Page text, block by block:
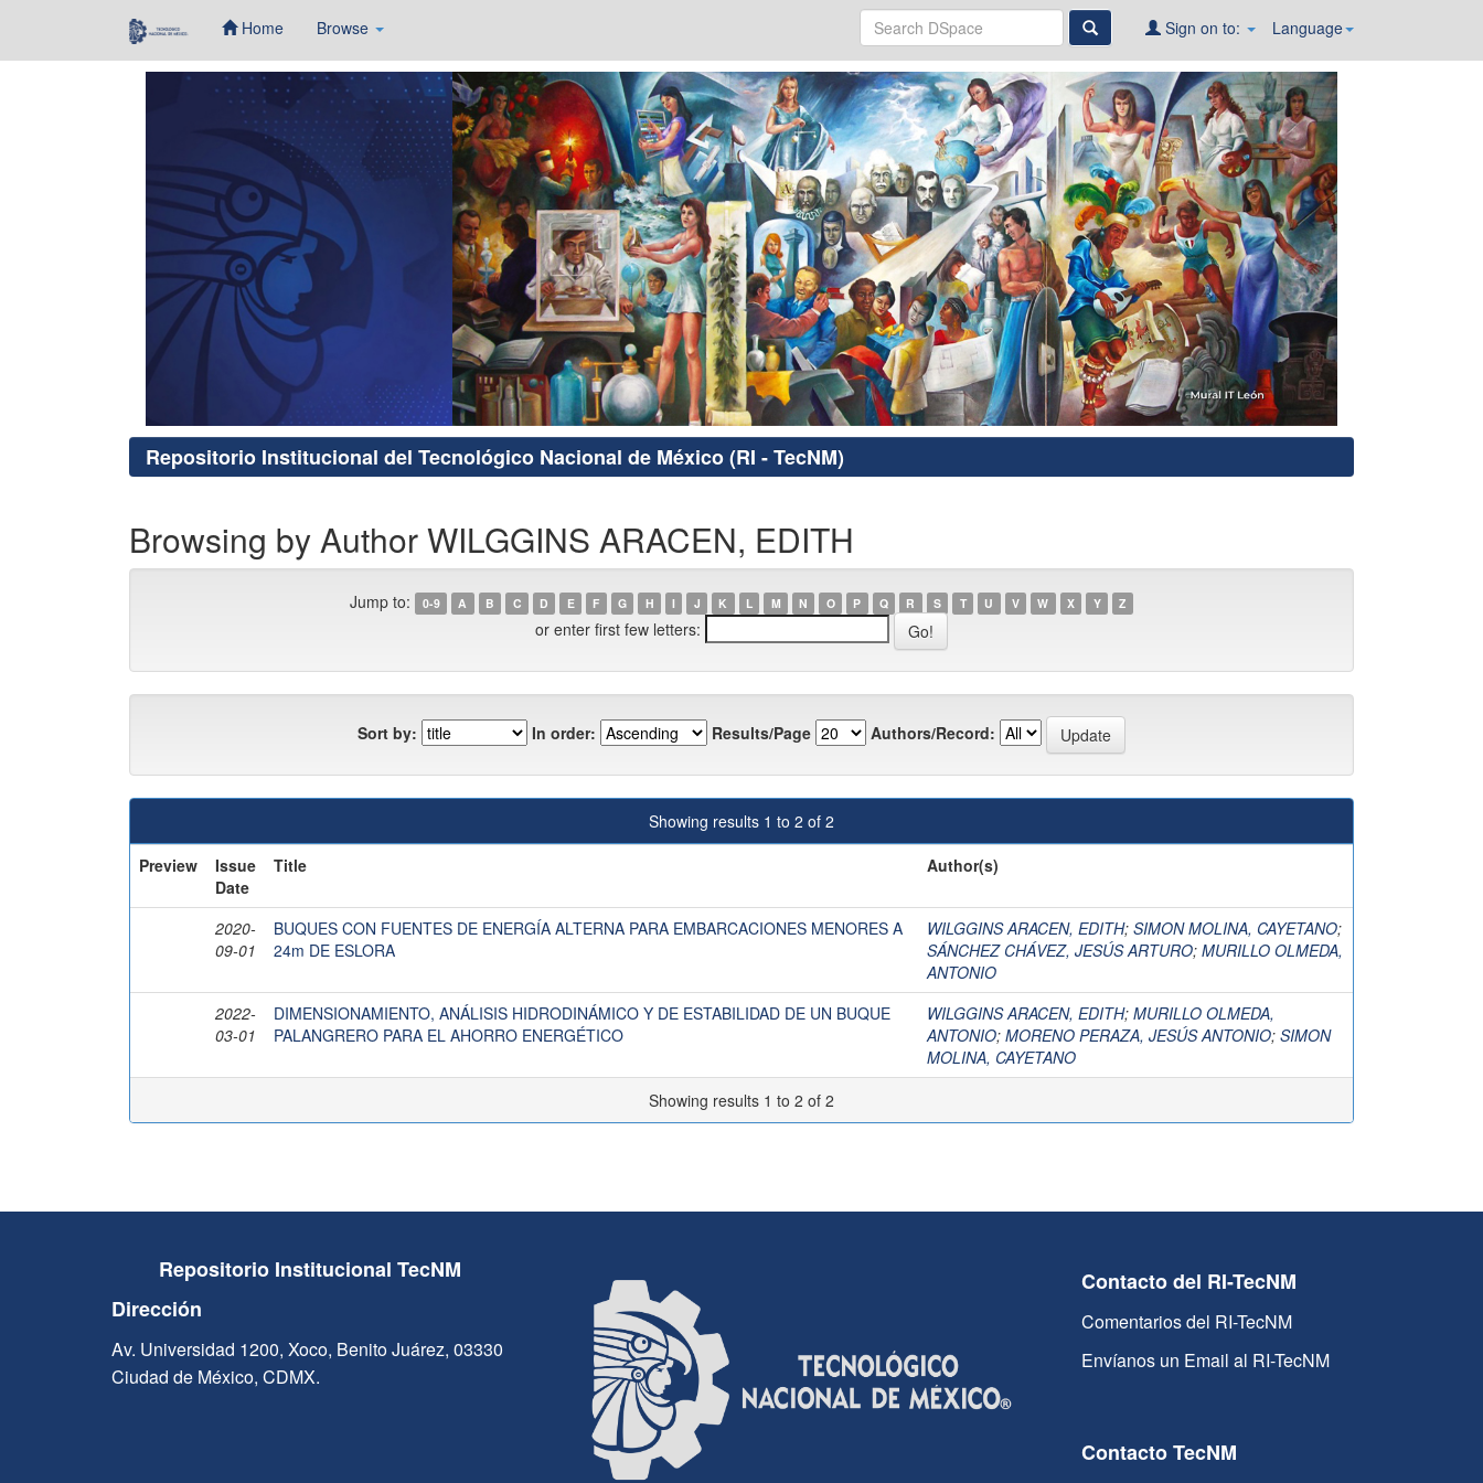
Home Browse Language
Sign on to:
Repositorio Institucional del Tecnológico Nacional de México (RI - TecNM)
Browsing by Author WILGGINS ARACEN, EDITH
Jump to: 0-9 A B C D E F G H I J K L M N O P Q R S T U V W X Y Z
or enter first few letters:
Sort by: In order: Results/Page Authors/Record:
Showing results 1 to 2 of 2
Preview
Issue
Date
Title Author(s)
2020-
09-01
BUQUES CON FUENTES DE ENERGÍA ALTERNA PARA EMBARCACIONES MENORES A
24m DE ESLORA
WILGGINS ARACEN, EDITH; SIMON MOLINA, CAYETANO;
SÁNCHEZ CHÁVEZ, JESÚS ARTURO; MURILLO OLMEDA,
ANTONIO
2022-
03-01
DIMENSIONAMIENTO, ANÁLISIS HIDRODINÁMICO Y DE ESTABILIDAD DE UN BUQUE
PALANGRERO PARA EL AHORRO ENERGÉTICO
WILGGINS ARACEN, EDITH; MURILLO OLMEDA,
ANTONIO; MORENO PERAZA, JESÚS ANTONIO; SIMON
MOLINA, CAYETANO
Showing results 1 to 2 of 2
Repositorio Institucional TecNM
Dirección
Av. Universidad 1200, Xoco, Benito Juárez, 03330
Ciudad de México, CDMX.
Contacto del RI-TecNM
Comentarios del RI-TecNM
Envíanos un Email al RI-TecNM
Contacto TecNM